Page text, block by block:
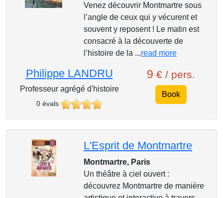
Venez découvrir Montmartre sous
l’angle de ceux qui y vécurent et
souvent y reposent ! Le matin est
consacré à la découverte de
l’histoire de la ...read more
Philippe LANDRU
Professeur agrégé d'histoire
0 évals
9 € / pers.
Book
L'Esprit de Montmartre
Montmartre, Paris
Un théâtre à ciel ouvert :
découvrez Montmartre de manière